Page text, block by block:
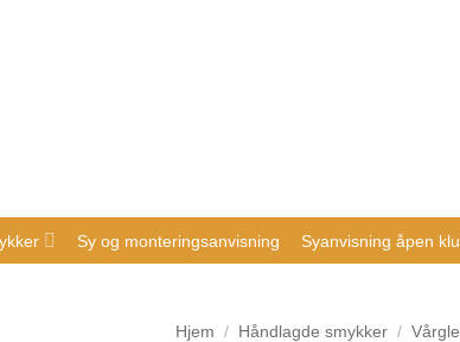
Sy og monteringsanvisning Syanvisning åpen
Hjem / Håndlagde smykker /